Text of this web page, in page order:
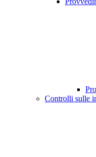
Controlli sulle